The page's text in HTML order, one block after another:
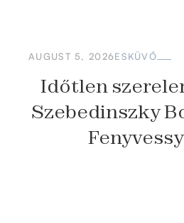
AUGUST 5, 2026ESKÜVŐ
Időtlen
Szebedinszky